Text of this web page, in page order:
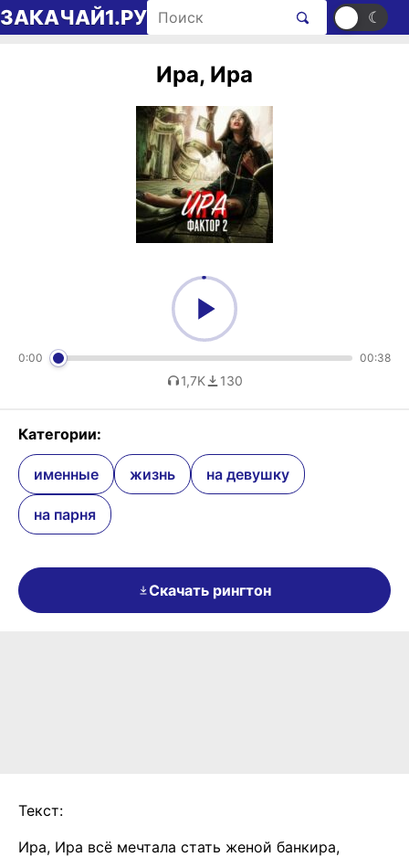
Перейти к содержимому
ЗАКАЧАЙ1.РУ Поиск рингтонов ☀ ☾
Ира, Ира
0:00 00:38
1,7K 130
Категории:
именные жизнь на девушку
на парня
Скачать рингтон
Текст:
Ира, Ира всё мечтала стать женой банкира,